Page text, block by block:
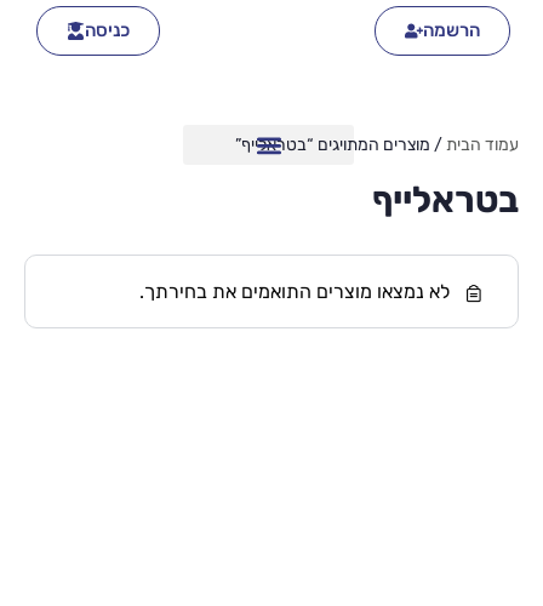
הרשמה כניסה
עמוד הבית/ מוצרים המתויגים “בטראלייף”
בטראלייף
לא נמצאו מוצרים התואמים את בחירתך.